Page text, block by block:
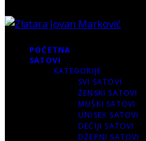
POČETNA
SATOVI
KATEGORIJE
SVI SATOVI
ŽENSKI SATOVI
MUŠKI SATOVI
UNISEX SATOVI
DEČIJI SATOVI
DŽEPNI SATOVI